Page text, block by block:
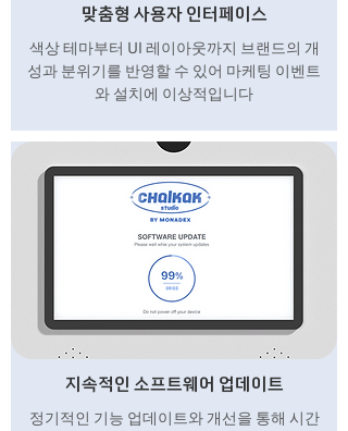
맞춤형 사용자 인터페이스
색상 테마부터 UI 레이아웃까지 브랜드의 개
성과 분위기를 반영할 수 있어 마케팅 이벤트
와 설치에 이상적입니다
지속적인 소프트웨어 업데이트
정기적인 기능 업데이트와 개선을 통해 시간